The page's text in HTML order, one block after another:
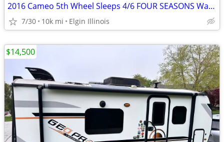
2016 Cameo 5th Wheel Sleeps 4/6 FOUR SEASONS Washer/Dryer Fireplace AC
7/30 10k mi Elgin Illinois
$14,500